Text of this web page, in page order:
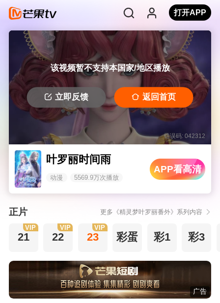
打开APP
该视频暂不支持本国家/地区播放
立即反馈 返回首页
错误码: 042312
叶罗丽时间雨
动漫 5569.9万次播放
APP看高清
正片 更多《精灵梦叶罗丽番外》系列内容
21
VIP
22
VIP
23
VIP
彩蛋 彩1 彩3
广告